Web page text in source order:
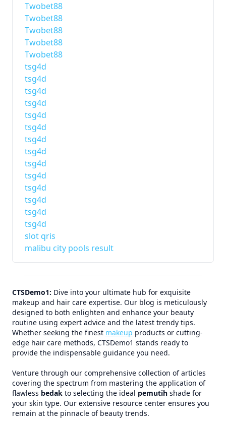
Twobet88
Twobet88
Twobet88
Twobet88
Twobet88
tsg4d
tsg4d
tsg4d
tsg4d
tsg4d
tsg4d
tsg4d
tsg4d
tsg4d
tsg4d
tsg4d
tsg4d
tsg4d
tsg4d
slot qris
malibu city pools result
CTSDemo1: Dive into your ultimate hub for exquisite
makeup and hair care expertise. Our blog is meticulously
designed to both enlighten and enhance your beauty
routine using expert advice and the latest trendy tips.
Whether seeking the finest makeup products or cutting-
edge hair care methods, CTSDemo1 stands ready to
provide the indispensable guidance you need.
Venture through our comprehensive collection of articles
covering the spectrum from mastering the application of
flawless bedak to selecting the ideal pemutih shade for
your skin type. Our extensive resource center ensures you
remain at the pinnacle of beauty trends.